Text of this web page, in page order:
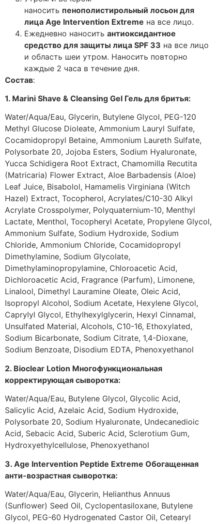
наносить пенополистирольный лосьон для
лица Age Intervention Extreme на все лицо.
Ежедневно наносить антиоксидантное
средство для защиты лица SPF 33 на все лицо
и область шеи утром. Наносить повторно
каждые 2 часа в течение дня.
Состав:
1. Marini Shave & Cleansing Gel Гель для бритья:
Water/Aqua/Eau, Glycerin, Butylene Glycol, PEG-120
Methyl Glucose Dioleate, Ammonium Lauryl Sulfate,
Cocamidopropyl Betaine, Ammonium Laureth Sulfate,
Polysorbate 20, Jojoba Esters, Sodium Hyaluronate,
Yucca Schidigera Root Extract, Chamomilla Recutita
(Matricaria) Flower Extract, Aloe Barbadensis (Aloe)
Leaf Juice, Bisabolol, Hamamelis Virginiana (Witch
Hazel) Extract, Tocopherol, Acrylates/C10-30 Alkyl
Acrylate Crosspolymer, Polyquaternium-10, Menthyl
Lactate, Menthol, Tocopheryl Acetate, Propylene Glycol,
Ammonium Sulfate, Sodium Hydroxide, Sodium
Chloride, Ammonium Chloride, Cocamidopropyl
Dimethylamine, Sodium Glycolate,
Dimethylaminopropylamine, Chloroacetic Acid,
Dichloroacetic Acid, Fragrance (Parfum), Limonene,
Linalool, Dimethyl Lauramine Oleate, Oleic Acid,
Isopropyl Alcohol, Sodium Acetate, Hexylene Glycol,
Caprylyl Glycol, Ethylhexylglycerin, Hexyl Cinnamal,
Unsulfated Material, Alcohols, C10-16, Ethoxylated,
Sodium Bicarbonate, Sodium Citrate, 1,4-Dioxane,
Sodium Benzoate, Disodium EDTA, Phenoxyethanol
2. Bioclear Lotion Многофункциональная
корректирующая сыворотка:
Water/Aqua/Eau, Butylene Glycol, Glycolic Acid,
Salicylic Acid, Azelaic Acid, Sodium Hydroxide,
Polysorbate 20, Sodium Hyaluronate, Undecanedioic
Acid, Sebacic Acid, Suberic Acid, Sclerotium Gum,
Hydroxyethylcellulose, Phenoxyethanol
3. Age Intervention Peptide Extreme Обогащенная
анти-возрастная сыворотка:
Water/Aqua/Eau, Glycerin, Helianthus Annuus
(Sunflower) Seed Oil, Cyclopentasiloxane, Butylene
Glycol, PEG-60 Hydrogenated Castor Oil, Cetearyl